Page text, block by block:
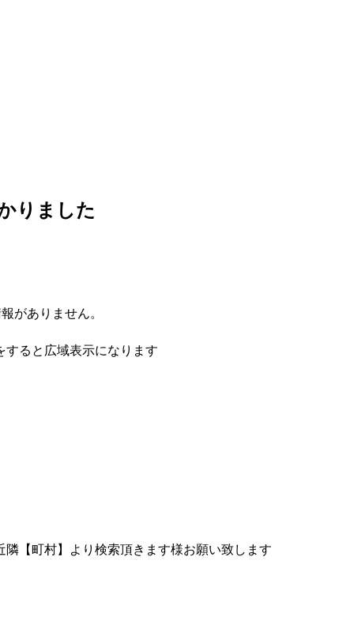
りました
がありません。
ると広域表示になります
【町村】より検索頂きます様お願い致します